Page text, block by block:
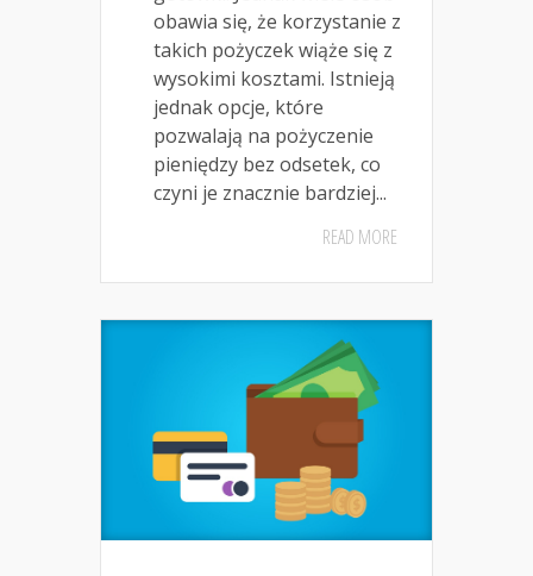
obawia się, że korzystanie z
takich pożyczek wiąże się z
wysokimi kosztami. Istnieją
jednak opcje, które
pozwalają na pożyczenie
pieniędzy bez odsetek, co
czyni je znacznie bardziej...
READ MORE